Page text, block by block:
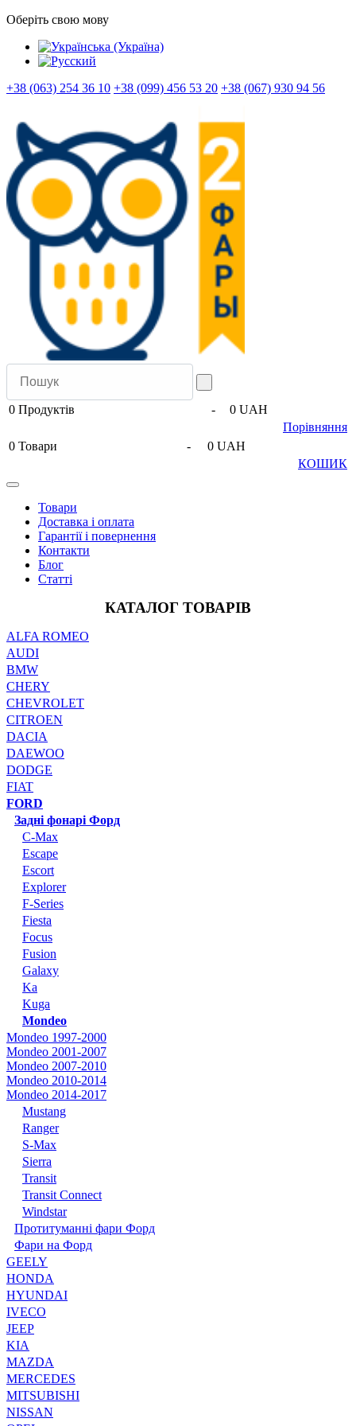
Оберіть свою мову
+38 (063) 254 36 10 +38 (099) 456 53 20 +38 (067) 930 94 56
0 Продуктів -
0 UAH
Порівняння
0 Товари -
0 UAH
КОШИК
Товари
Доставка і оплата
Гарантії і повернення
Контакти
Блог
Статті
КАТАЛОГ ТОВАРІВ
ALFA ROMEO
AUDI
BMW
CHERY
CHEVROLET
CITROEN
DACIA
DAEWOO
DODGE
FIAT
FORD
Задні фонарі Форд
C-Max
Escape
Escort
Explorer
F-Series
Fiesta
Focus
Fusion
Galaxy
Ka
Kuga
Mondeo
Mondeo 1997-2000
Mondeo 2001-2007
Mondeo 2007-2010
Mondeo 2010-2014
Mondeo 2014-2017
Mustang
Ranger
S-Max
Sierra
Transit
Transit Connect
Windstar
Протитуманні фари Форд
Фари на Форд
GEELY
HONDA
HYUNDAI
IVECO
JEEP
KIA
MAZDA
MERCEDES
MITSUBISHI
NISSAN